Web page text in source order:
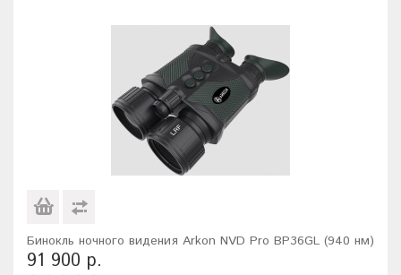
Бинокль ночного видения Arkon NVD Pro BP36GL (940 нм)
91 900 р.